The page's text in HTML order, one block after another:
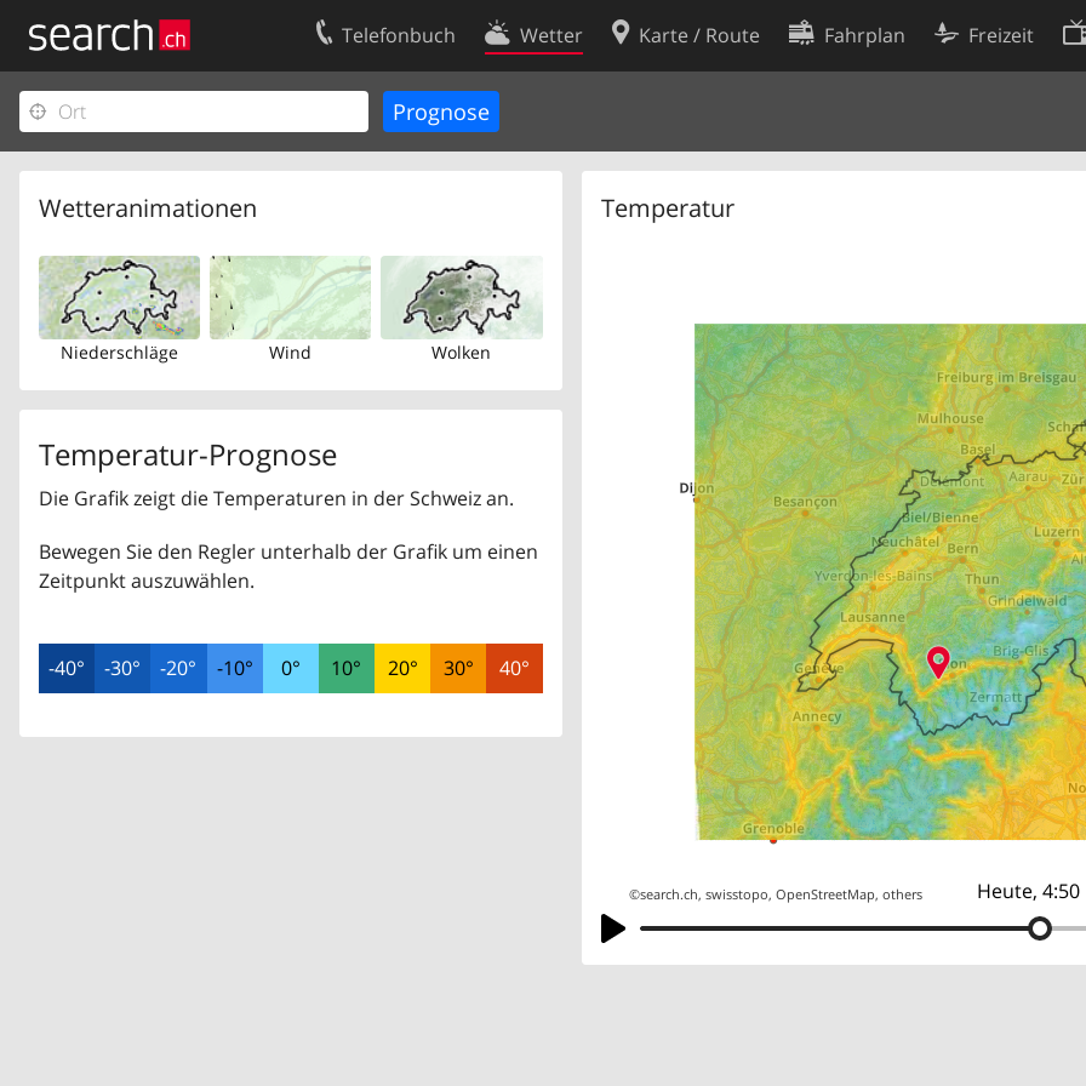
Telefonbuch Wetter Karte / Route Fahrplan Freizeit
Wetteranimationen
Niederschläge Wind Wolken
Temperatur-Prognose
Die Grafik zeigt die Temperaturen in der Schweiz an.
Bewegen Sie den Regler unterhalb der Grafik um einen
Zeitpunkt auszuwählen.
-40° -30° -20° -10° 0° 10° 20° 30° 40°
Temperatur
Heute, 4:50
©search.ch,swisstopo,OpenStreetMap,others
Ihr Eintrag
Kundencenter Geschäftskunden
Kontakt
Nutzungsbedingungen
Cookie-Einstellungen